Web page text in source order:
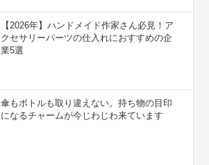
【2026年】ハンドメイド作家さん必見！ア
クセサリーパーツの仕入れにおすすめの企
業5選
傘もボトルも取り違えない。持ち物の目印
になるチャームが今じわじわ来ています